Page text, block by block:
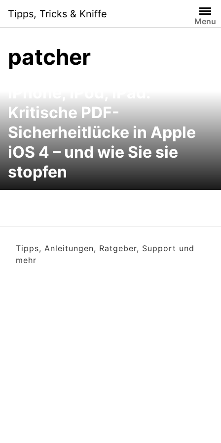
content
Tipps, Tricks & Kniffe
Menu
patcher
Kritische PDF-
Sicherheitlücke in Apple
iOS 4 – und wie Sie sie
stopfen
Tipps, Anleitungen, Ratgeber, Support und
mehr